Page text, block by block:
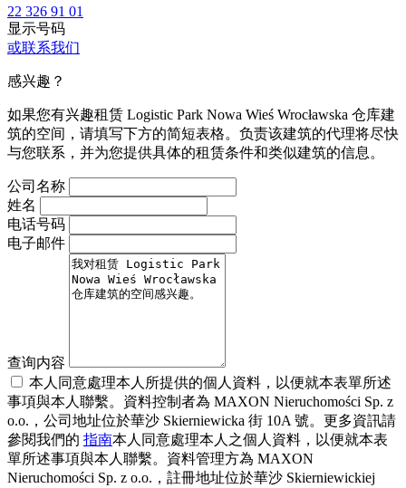
22 326 91 01
显示号码
或联系我们
感兴趣？
如果您有兴趣租赁 Logistic Park Nowa Wieś Wrocławska 仓库建
筑的空间，请填写下方的简短表格。负责该建筑的代理将尽快
与您联系，并为您提供具体的租赁条件和类似建筑的信息。
公司名称
姓名
电话号码
电子邮件
查询内容
本人同意處理本人所提供的個人資料，以便就本表單所述
事項與本人聯繫。資料控制者為 MAXON Nieruchomości Sp. z
o.o.，公司地址位於華沙 Skierniewicka 街 10A 號。更多資訊請
參閱我們的 指南本人同意處理本人之個人資料，以便就本表
單所述事項與本人聯繫。資料管理方為 MAXON
Nieruchomości Sp. z o.o.，註冊地址位於華沙 Skierniewickiej